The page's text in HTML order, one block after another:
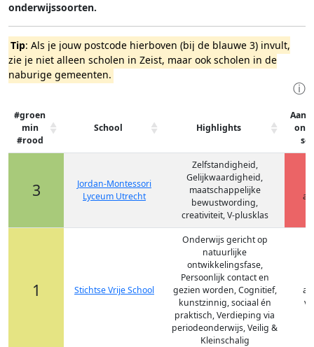
onderwijssoorten.
Tip: Als je jouw postcode hierboven (bij de blauwe 3) invult,
zie je niet alleen scholen in Zeist, maar ook scholen in de
naburige gemeenten.
ⓘ
#groen
min
#rood
School Highlights
3
Jordan-Montessori
Lyceum Utrecht
Zelfstandigheid,
Gelijkwaardigheid,
maatschappelijke
bewustwording,
creativiteit, V-plusklas
1 Stichtse Vrije School
Onderwijs gericht op
natuurlijke
ontwikkelingsfase,
Persoonlijk contact en
gezien worden, Cognitief,
kunstzinnig, sociaal én
praktisch, Verdieping via
periodeonderwijs, Veilig &
Kleinschalig